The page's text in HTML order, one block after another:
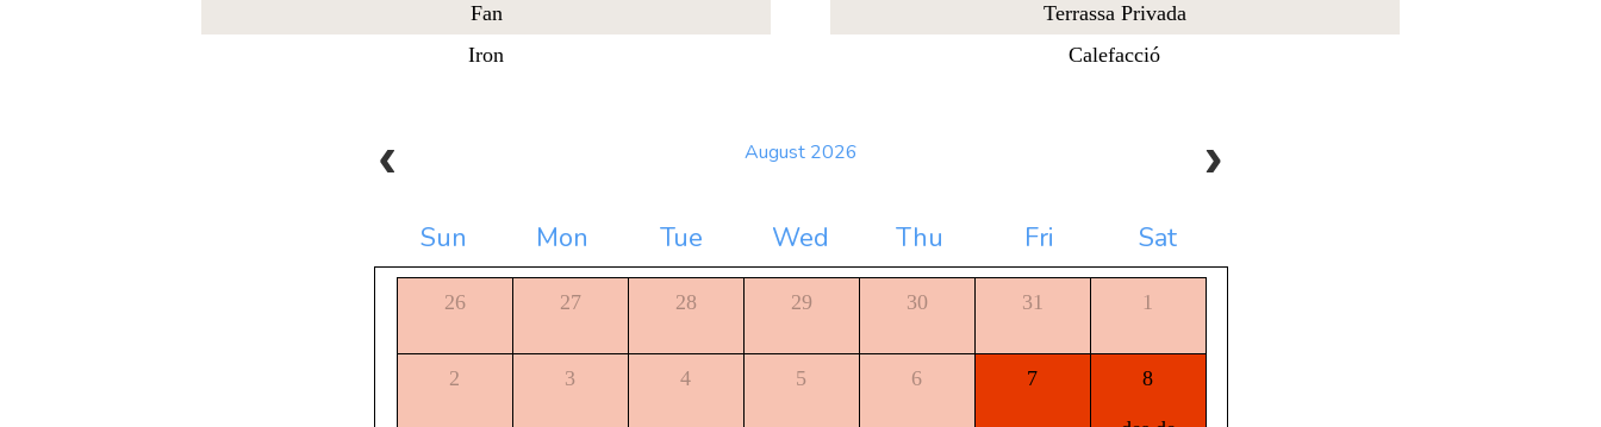
Fan
Iron
Terrassa Privada
Calefacció
August 2026
Sun Mon Tue Wed Thu Fri Sat
26 27 28 29 30 31 1
2 3 4 5 6 7 8